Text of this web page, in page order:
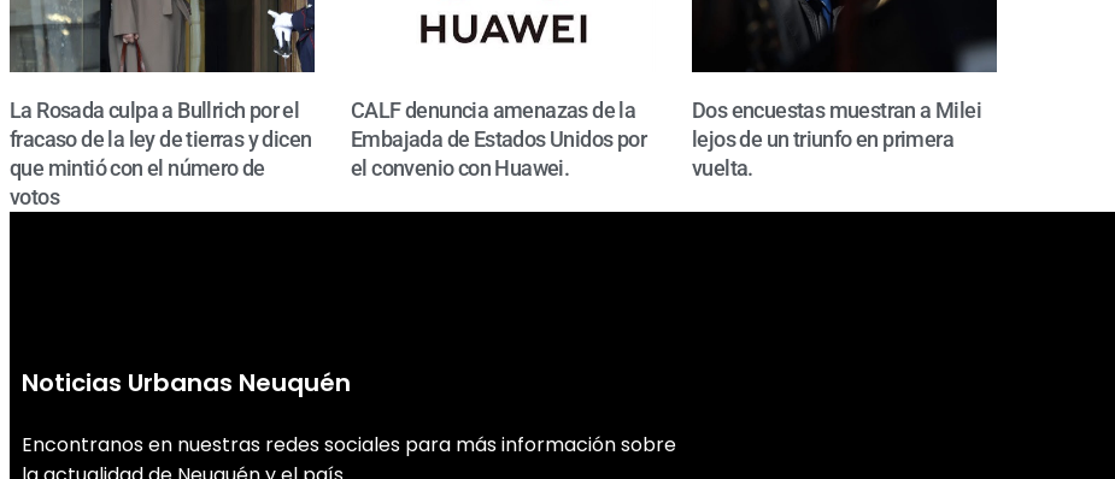
La Rosada culpa a Bullrich por el
fracaso de la ley de tierras y dicen
que mintió con el número de
votos
CALF denuncia amenazas de la
Embajada de Estados Unidos por
el convenio con Huawei.
Dos encuestas muestran a Milei
lejos de un triunfo en primera
vuelta.
Noticias Urbanas Neuquén
Encontranos en nuestras redes sociales para más información sobre